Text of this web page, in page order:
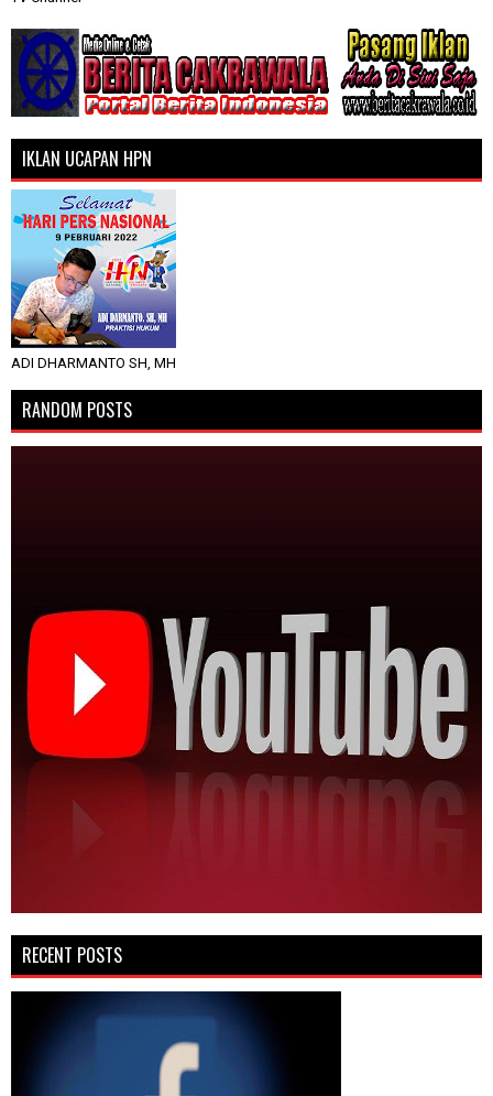
IKLAN UCAPAN HPN
ADI DHARMANTO SH, MH
RANDOM POSTS
RECENT POSTS